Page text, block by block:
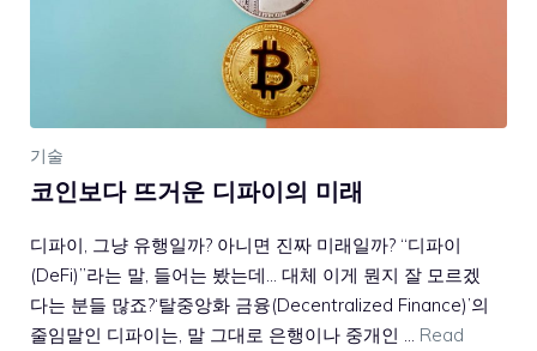
기술
코인보다 뜨거운 디파이의 미래
디파이, 그냥 유행일까? 아니면 진짜 미래일까? “디파이
(DeFi)”라는 말, 들어는 봤는데… 대체 이게 뭔지 잘 모르겠
다는 분들 많죠?‘탈중앙화 금융(Decentralized Finance)’의
줄임말인 디파이는, 말 그대로 은행이나 중개인 … Read